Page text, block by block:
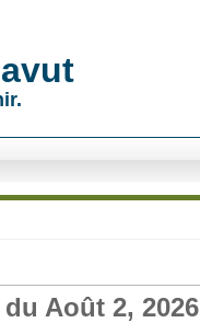
Août 2, 2026